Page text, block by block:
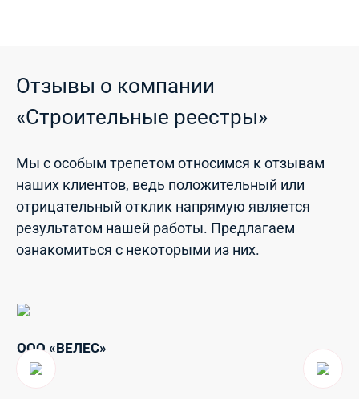
Отзывы о компании
«Строительные реестры»
Мы с особым трепетом относимся к отзывам
наших клиентов, ведь положительный или
отрицательный отклик напрямую является
результатом нашей работы. Предлагаем
ознакомиться с некоторыми из них.
ООО «ВЕЛЕС»